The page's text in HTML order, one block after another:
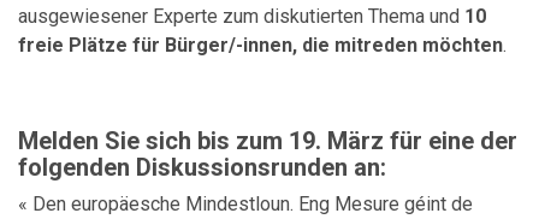
ausgewiesener Experte zum diskutierten Thema und 10
freie Plätze für Bürger/-innen, die mitreden möchten.
Melden Sie sich bis zum 19. März für eine der
folgenden Diskussionsrunden an:
« Den europäesche Mindestloun. Eng Mesure géint de